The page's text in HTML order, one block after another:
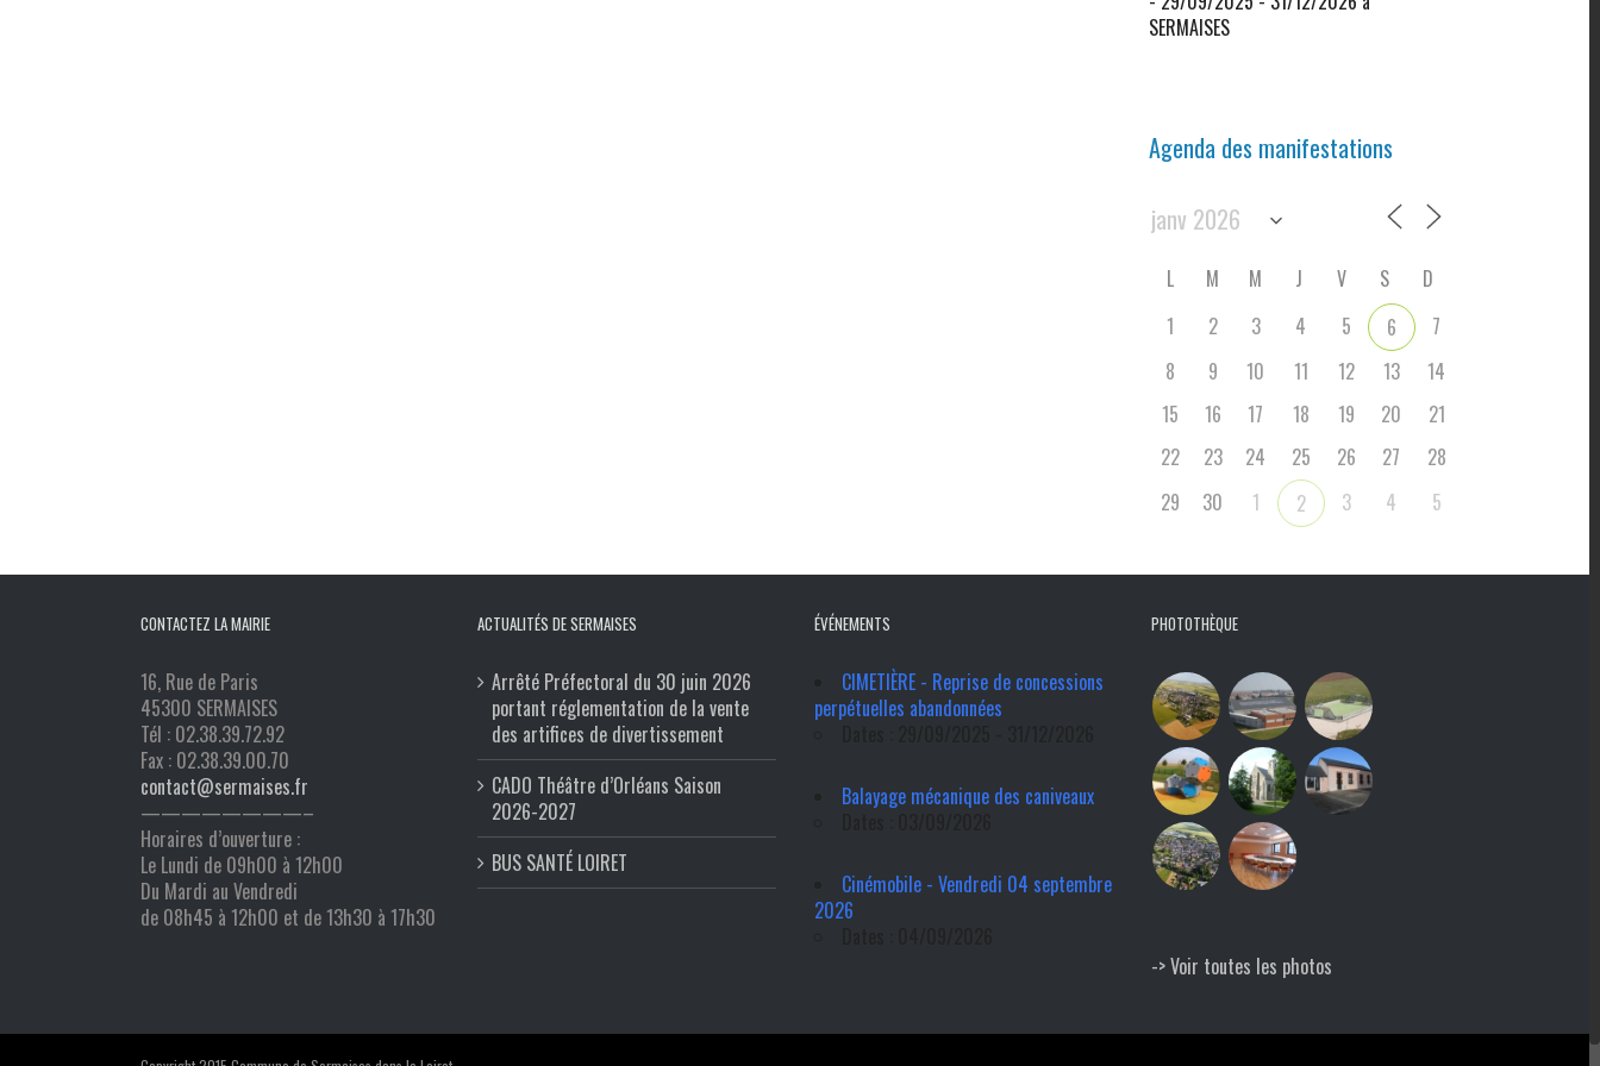
SERMAISES
Agenda des manifestations
L M M J V S
D
1
2 3 4 5 6
7
8
9 10 11 12 13
14
15
16 17 18 19 20
21
22
23 24 25 26 27
28
29
30 1 2 3 4 5
CONTACTEZ LA MAIRIE
16, Rue de Paris
45300 SERMAISES
Tél : 02.38.39.72.92
Fax : 02.38.39.00.70
contact@sermaises.fr
————————–
Horaires d’ouverture :
Le Lundi de 09h00 à 12h00
Du Mardi au Vendredi
de 08h45 à 12h00 et de 13h30 à 17h30
ACTUALITÉS DE SERMAISES
Arrêté Préfectoral du 30 juin 2026
portant réglementation de la vente
des artifices de divertissement
CADO Théâtre d’Orléans Saison
2026-2027
BUS SANTÉ LOIRET
ÉVÉNEMENTS
CIMETIÈRE - Reprise de concessions
perpétuelles abandonnées
Balayage mécanique des caniveaux
Cinémobile - Vendredi 04 septembre
2026
PHOTOTHÈQUE
-> Voir toutes les photos